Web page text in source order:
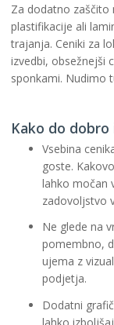
Za dodatno
plastifikacije ali
trajanja. Ceniki za
izvedbi, obsežnejši
sponkami. Nudimo
Kako do dobro
Vsebina
goste.
lahko močan
zadovoljstvo
Ne glede na
pomembno,
ujema z
podjetja.
Dodatni
lahko